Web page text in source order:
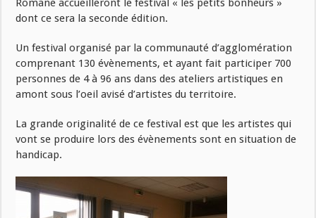
Romane accueilleront le festival « les petits bonheurs »
dont ce sera la seconde édition.
Un festival organisé par la communauté d’agglomération
comprenant 130 évènements, et ayant fait participer 700
personnes de 4 à 96 ans dans des ateliers artistiques en
amont sous l’oeil avisé d’artistes du territoire.
La grande originalité de ce festival est que les artistes qui
vont se produire lors des évènements sont en situation de
handicap.